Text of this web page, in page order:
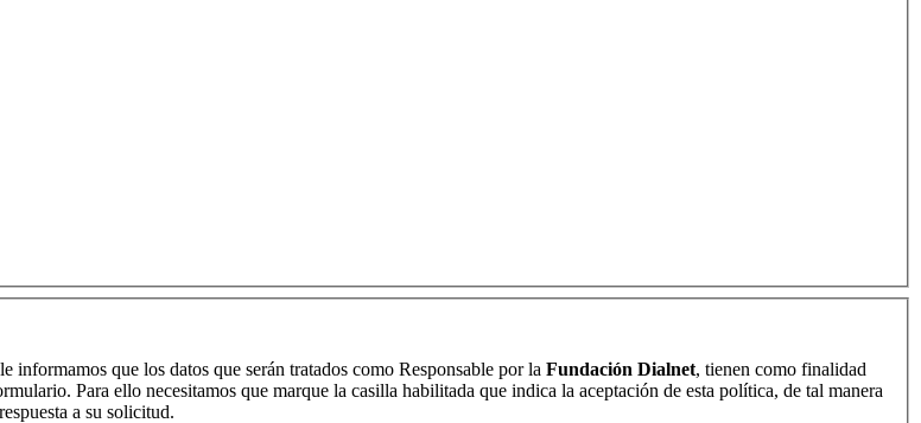
informamos que los datos que serán tratados como Responsable por la Fundación Dialnet, tienen como finalidad
Para ello necesitamos que marque la casilla habilitada que indica la aceptación de esta política, de tal manera
a su solicitud.